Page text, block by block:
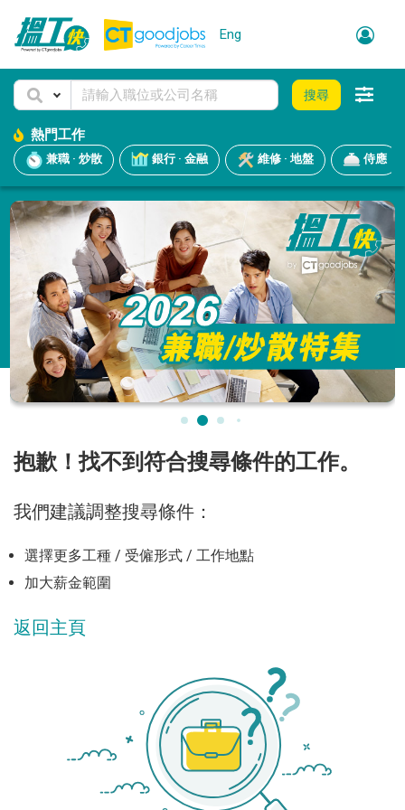
Eng
搜尋
熱門工作
兼職 · 炒散 銀行 · 金融 維修 · 地盤 侍應
抱歉！找不到符合搜尋條件的工作。
我們建議調整搜尋條件：
選擇更多工種 / 受僱形式 / 工作地點
加大薪金範圍
返回主頁